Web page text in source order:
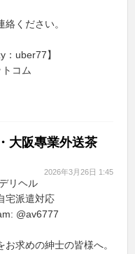
ください。
：uber77】
コム
大阪專業外送茶
2026年3月26日 1:45
リヘル
宅派遣対応
@av6777
求めの紳士の皆様へ。